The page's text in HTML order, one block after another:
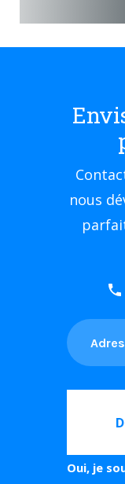
nous
Oui, je